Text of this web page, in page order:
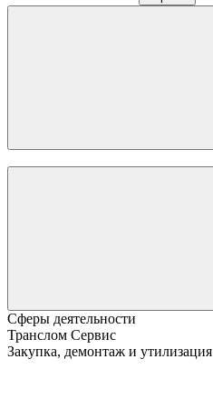
Сферы деятельности
Транслом Сервис
Закупка, демонтаж и утилизация